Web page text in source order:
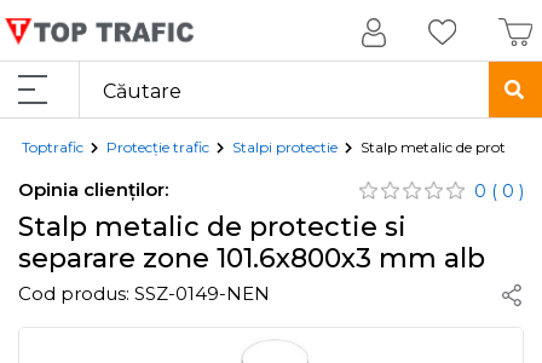
Toptrafic Protecție trafic Stalpi protectie Stalp metalic de
Opinia clienților: 0 ( 0 )
Stalp metalic de protectie si
separare zone 101.6x800x3 mm alb
Cod produs: SSZ-0149-NEN